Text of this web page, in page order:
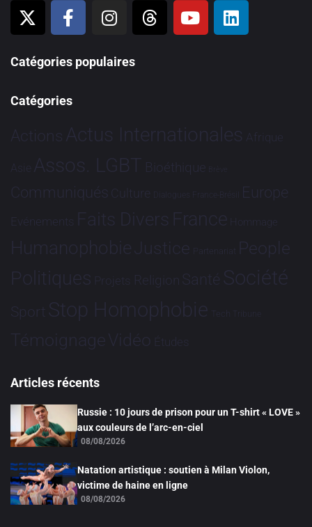
Catégories populaires
Catégories
Actions Actus Internationales Afrique
Asie Assos. LGBT Bioéthique Brève
Communiqués Culture Dialogues France-Brésil Europe
Evénements Faits Divers France Hommage
HumanophobieJustice Partenariat People
Politiques Projets Religion Santé Société
Sport Stop Homophobie Tech Tribune
TémoignageVidéo Études
Articles récents
Russie : 10 jours de prison pour un T-shirt « LOVE »
aux couleurs de l’arc-en-ciel
08/08/2026
Natation artistique : soutien à Milan Violon,
victime de haine en ligne
08/08/2026